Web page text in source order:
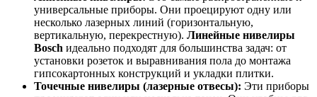
универсальные приборы. Они проецируют одну или
несколько лазерных линий (горизонтальную,
вертикальную, перекрестную). Линейные нивелиры
Bosch идеально подходят для большинства задач: от
установки розеток и выравнивания пола до монтажа
гипсокартонных конструкций и укладки плитки.
Точечные нивелиры (лазерные отвесы): Эти приборы